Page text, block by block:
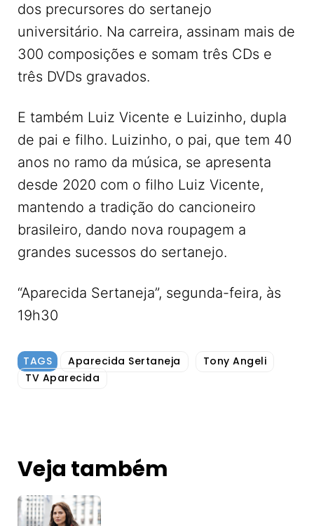
dos precursores do sertanejo
universitário. Na carreira, assinam mais de
300 composições e somam três CDs e
três DVDs gravados.
E também Luiz Vicente e Luizinho, dupla
de pai e filho. Luizinho, o pai, que tem 40
anos no ramo da música, se apresenta
desde 2020 com o filho Luiz Vicente,
mantendo a tradição do cancioneiro
brasileiro, dando nova roupagem a
grandes sucessos do sertanejo.
“Aparecida Sertaneja”, segunda-feira, às
19h30
TAGS Aparecida Sertaneja
Tony Angeli
TV Aparecida
Veja também